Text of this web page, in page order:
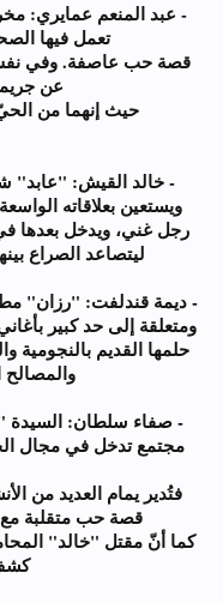
- عبد المنعم عمايري:
تعمل فيها
قصة حب عاصفة. وفي
عن
حيث إنهما من
- خالد القيش: "عابد"
ويستعين بعلاقاته
رجل غني، ويدخل بعدها
ليتصاعد الصراع
- ديمة قندلفت: "رزان"
ومتعلقة إلى حد كبير
حلمها القديم بالنجومية
- صفاء سلطان: السيدة
مجتمع تدخل في مجال
فتُدير يمام العديد من
قصة حب متقلبة
كما أنّ مقتل "خالد"